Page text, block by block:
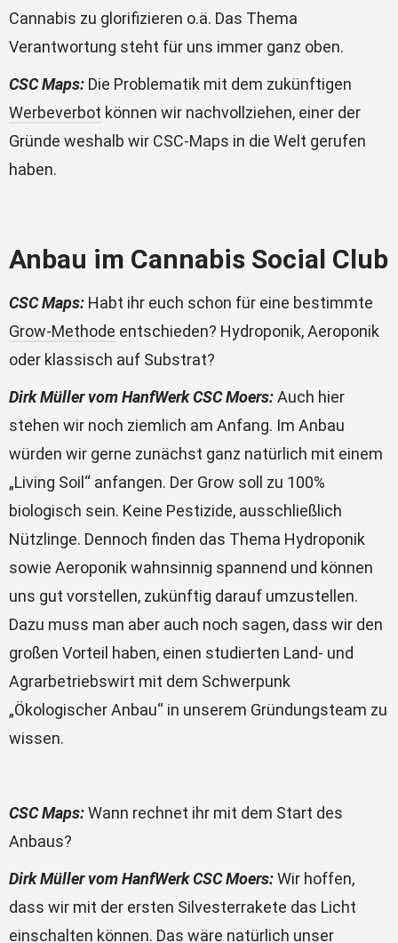
Cannabis zu glorifizieren o.ä. Das Thema
Verantwortung steht für uns immer ganz oben.
CSC Maps: Die Problematik mit dem zukünftigen
Werbeverbot können wir nachvollziehen, einer der
Gründe weshalb wir CSC-Maps in die Welt gerufen
haben.
Anbau im Cannabis Social Club
CSC Maps: Habt ihr euch schon für eine bestimmte
Grow-Methode entschieden? Hydroponik, Aeroponik
oder klassisch auf Substrat?
Dirk Müller vom HanfWerk CSC Moers:Auch hier
stehen wir noch ziemlich am Anfang. Im Anbau
würden wir gerne zunächst ganz natürlich mit einem
„Living Soil“ anfangen. Der Grow soll zu 100%
biologisch sein. Keine Pestizide, ausschließlich
Nützlinge. Dennoch finden das Thema Hydroponik
sowie Aeroponik wahnsinnig spannend und können
uns gut vorstellen, zukünftig darauf umzustellen.
Dazu muss man aber auch noch sagen, dass wir den
großen Vorteil haben, einen studierten Land- und
Agrarbetriebswirt mit dem Schwerpunk
„Ökologischer Anbau“ in unserem Gründungsteam zu
wissen.
CSC Maps:Wann rechnet ihr mit dem Start des
Anbaus?
Dirk Müller vom HanfWerk CSC Moers:Wir hoffen,
dass wir mit der ersten Silvesterrakete das Licht
einschalten können. Das wäre natürlich unser